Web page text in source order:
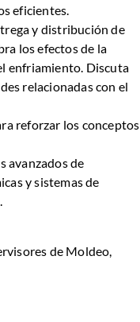
eficientes.
y distribución de
los efectos de la
enfriamiento. Discuta
relacionadas con el
reforzar los conceptos
avanzados de
y sistemas de
de Moldeo,